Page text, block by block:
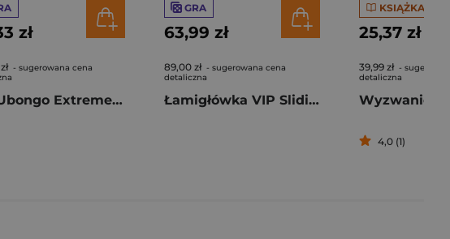
zł
- sugerowana cena
Gra Ubongo Extreme DE LUXE
GRA
63,99 zł
89,00 zł - sugerowana cena
detaliczna
Łamigłówka VIP Sliding Six Brothers
KSIĄŻKA
25,37 zł
39,99 zł -
detaliczna
4,0 (1)